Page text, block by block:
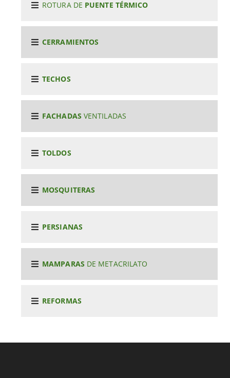
ROTURA DE PUENTE TÉRMICO
CERRAMIENTOS
TECHOS
FACHADAS VENTILADAS
TOLDOS
MOSQUITERAS
PERSIANAS
MAMPARAS DE METACRILATO
REFORMAS